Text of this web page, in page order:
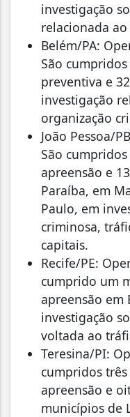
investigação
relacionada
Belém/PA:
São
preventiva e
investigação
organização
João Pessoa/
São
apreensão e
Paraíba, em
Paulo, em
criminosa,
capitais.
Recife/PE:
cumprido um
apreensão em
investigação
voltada ao
Teresina/PI:
cumpridos
apreensão e
municípios de